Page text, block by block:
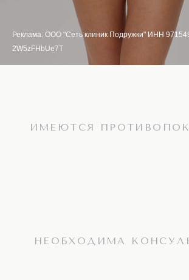
Реклама. ООО "Сеть клиник Подружки" ИНН
2W5zFHbUe7T
ИМЕЮТСЯ
НЕОБХОДИМА